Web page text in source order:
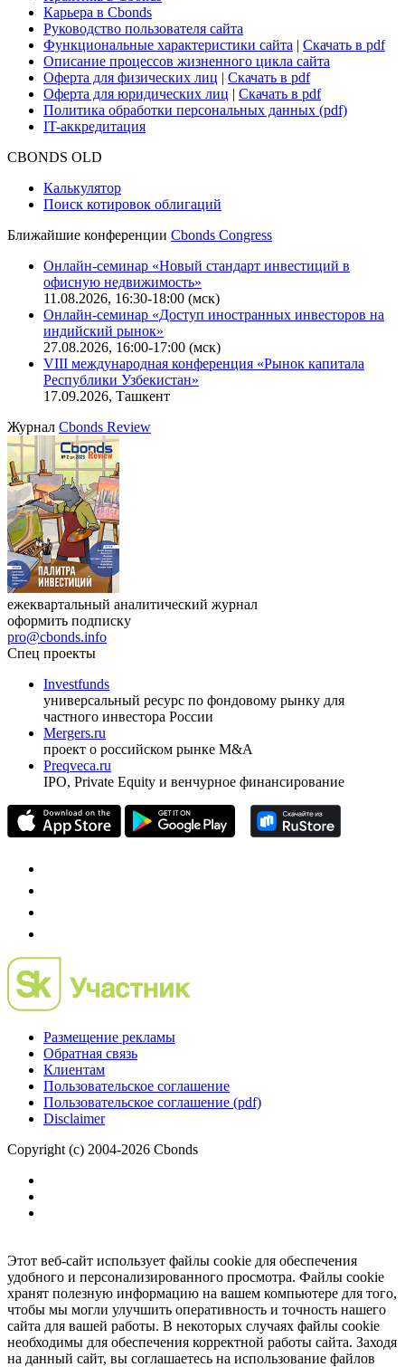
Для клиентов
О нас
Безопасность проведения платежей
Практика в Cbonds
Карьера в Cbonds
Руководство пользователя сайта
Функциональные характеристики сайта|Скачать в pdf
Описание процессов жизненного цикла сайта
Оферта для юридических лиц
IT-аккредитация
Поиск котировок облигаций
Ближайшие конференцииCbonds Congress
Онлайн-семинар «Новый стандарт инвестиций в
офисную недвижимость»
11.08.2026, 16:30-18:00 (мск)
Онлайн-семинар «Доступ иностранных инвесторов на
индийский рынок»
VIII международная конференция «Рынок капитала
Республики Узбекистан»
17.09.2026, Ташкент
ЖурналCbonds Review
оформить подписку
pro@cbonds.info
Спец проекты
Investfunds
универсальный ресурс по фондовому рынку для
частного инвестора России
проект о российском рынке M&A
Preqveca.ru
Размещение рекламы
Обратная связь
Пользовательское соглашение
Copyright (c) 2004-2026 Cbonds
Этот веб-сайт использует файлы cookie для обеспечения
удобного и персонализированного просмотра. Файлы cookie
хранят полезную информацию на вашем компьютере для того,